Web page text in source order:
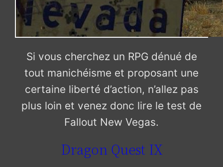
Si vous cherchez un RPG dénué de
tout manichéisme et proposant une
certaine liberté d’action, n’allez pas
plus loin et venez donc lire le test de
Fallout New Vegas.
Dragon Quest IX